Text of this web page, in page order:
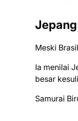
Meski
Ia menilai
besar
Samurai